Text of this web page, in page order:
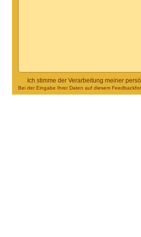
Ich stimme der Verarbeitung meiner
Bei der Eingabe Ihrer Daten auf diesem